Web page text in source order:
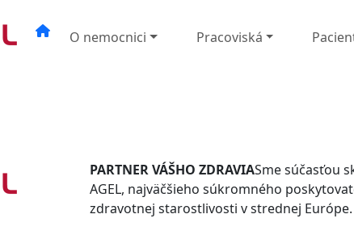
O nemocnici Pracoviská
PARTNER VÁŠHO ZDRAVIASme súčasťou
AGEL, najväčšieho súkromného
zdravotnej starostlivosti v strednej Európe.